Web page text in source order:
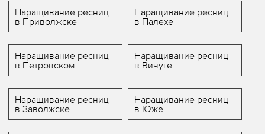
Наращивание ресниц
в Приволжске
Наращивание ресниц
в Палехе
Наращивание ресниц
в Петровском
Наращивание ресниц
в Вичуге
Наращивание ресниц
в Заволжске
Наращивание ресниц
в Юже